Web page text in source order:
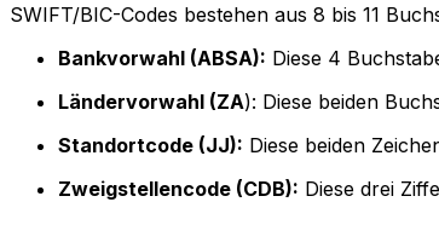
SWIFT/BIC-Codes bestehen aus 8 bis 11
Bankvorwahl (ABSA): Diese 4
Ländervorwahl (ZA): Diese beiden
Standortcode (JJ): Diese beiden
Zweigstellencode (CDB): Diese drei